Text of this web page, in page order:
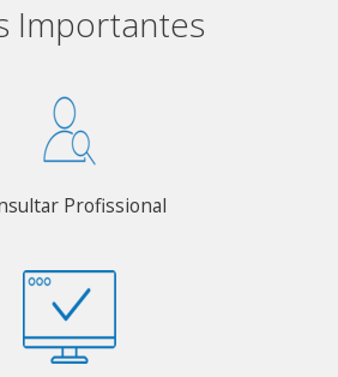
Importantes
Profissional